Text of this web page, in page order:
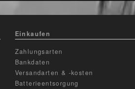
Einkaufen
Zahlungsarten
Bankdaten
Versandarten & -kosten
Batterieentsorgung